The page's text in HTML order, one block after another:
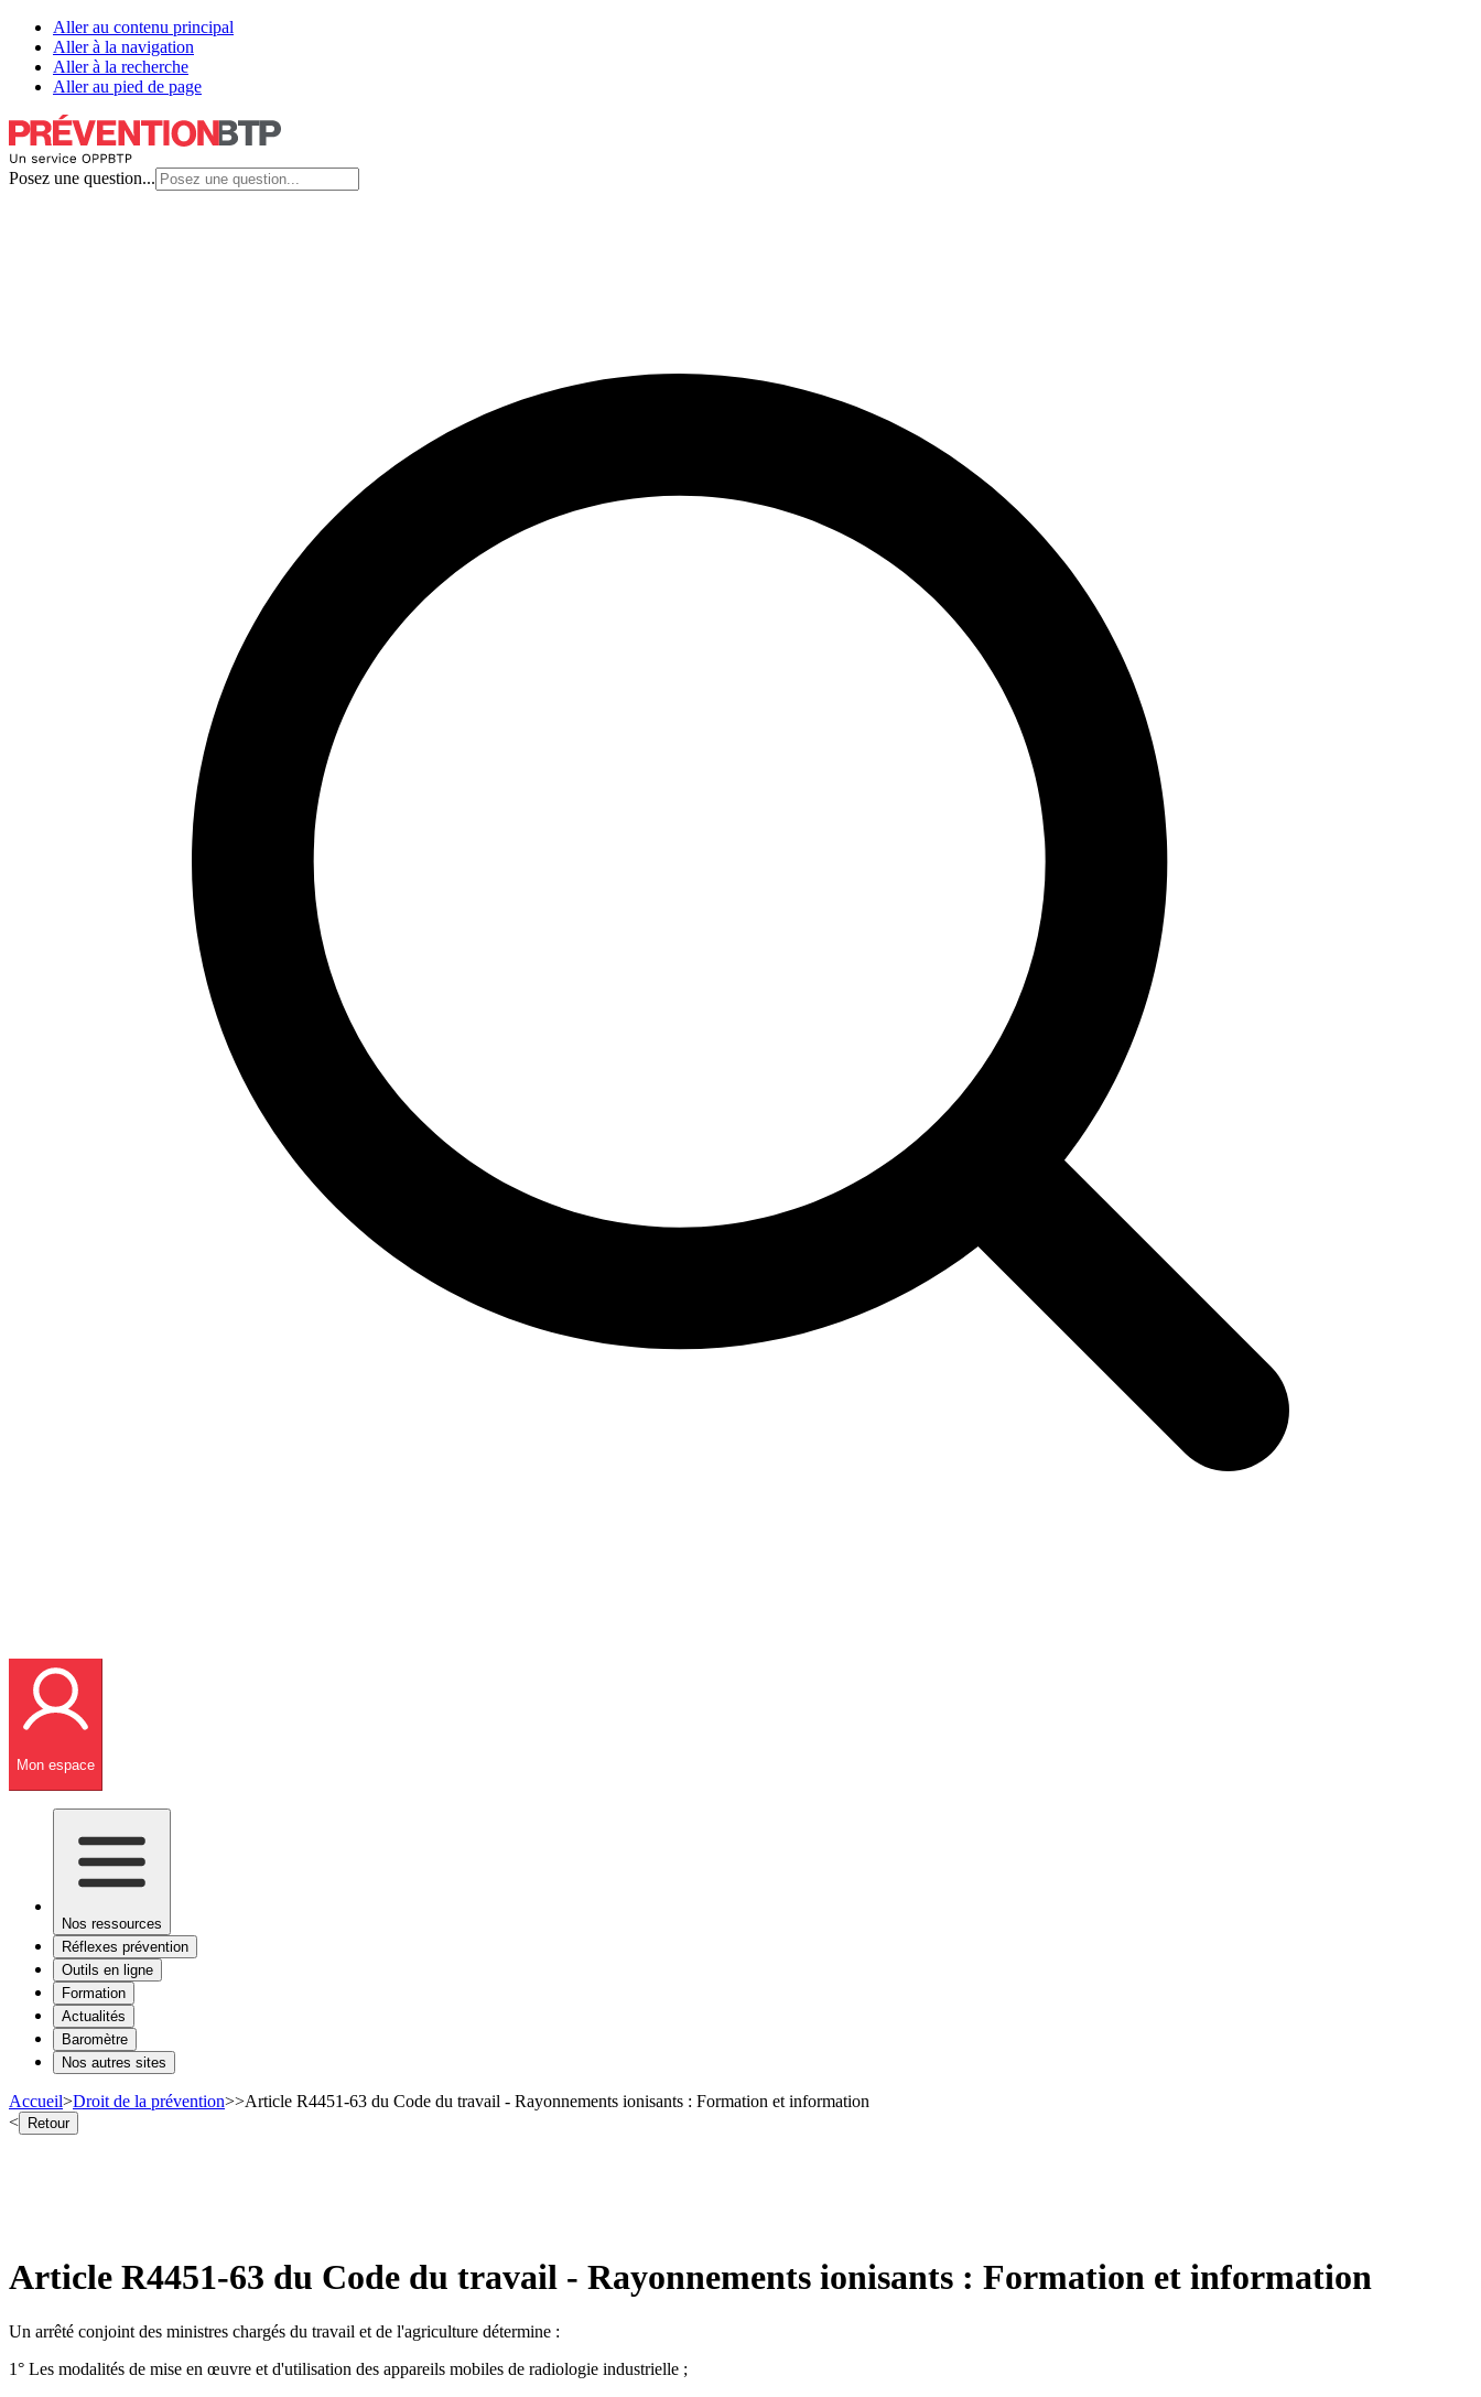
Aller au contenu principal
Aller à la navigation
Aller à la recherche
Aller au pied de page
Posez une question...
Mon espace
Nos ressources
Réflexes prévention
Outils en ligne
Formation
Actualités
Baromètre
Nos autres sites
Accueil>Droit de la prévention>>Article R4451-63 du Code du travail - Rayonnements ionisants : Formation et information
< Retour
Article R4451-63 du Code du travail - Rayonnements ionisants : Formation et information
Un arrêté conjoint des ministres chargés du travail et de l'agriculture détermine :
1° Les modalités de mise en œuvre et d'utilisation des appareils mobiles de radiologie industrielle ;